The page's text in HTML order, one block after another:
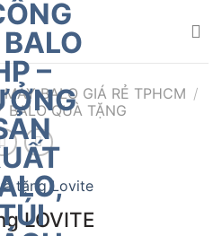
BALO GIÁ RẺ TPHCM /
BALO QUÀ TẶNG
LOVITE